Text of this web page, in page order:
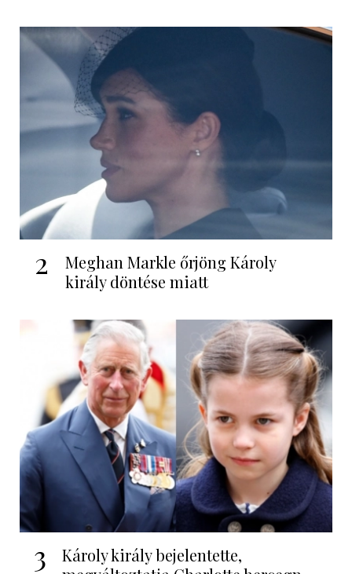
2
Meghan Markle őrjöng Károly
király döntése miatt
3
Károly király bejelentette,